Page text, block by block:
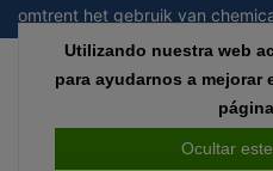
omtrent het gebruik van
baratos - All rights reserved - Theme
Utilizando nuestra web
para ayudarnos a
Ocultar